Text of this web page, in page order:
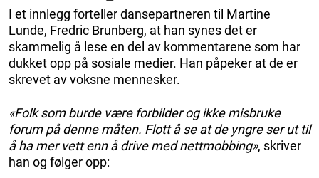
I et innlegg forteller dansepartneren til Martine
Lunde, Fredric Brunberg, at han synes det er
skammelig å lese en del av kommentarene som har
dukket opp på sosiale medier. Han påpeker at de er
skrevet av voksne mennesker.
«Folk som burde være forbilder og ikke misbruke
forum på denne måten. Flott å se at de yngre ser ut til
å ha mer vett enn å drive med nettmobbing», skriver
han og følger opp: